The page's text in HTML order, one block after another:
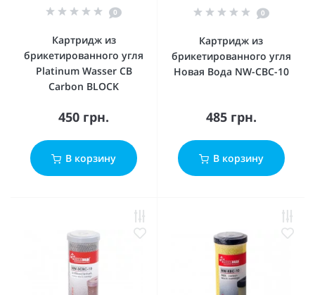
0
Картридж из
брикетированного угля
Platinum Wasser CB
Carbon BLOCK
450 грн.
В корзину
0
Картридж из
брикетированного угля
Новая Вода NW-CBC-10
485 грн.
В корзину